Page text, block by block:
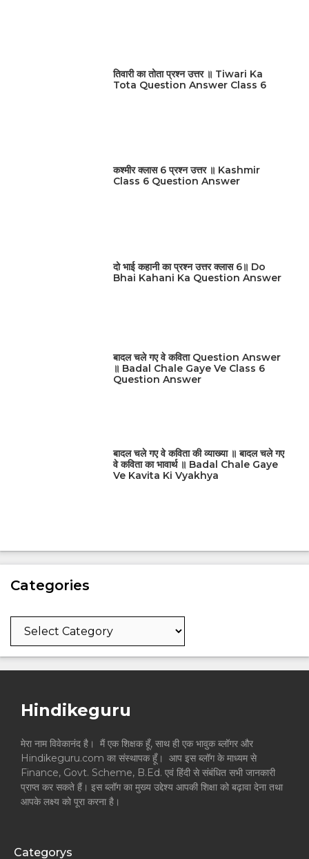
तिवारी का तोता प्रश्न उत्तर ॥ Tiwari Ka
Tota Question Answer Class 6
कश्मीर क्लास 6 प्रश्न उत्तर ॥ Kashmir
Class 6 Question Answer
दो भाई कहानी का प्रश्न उत्तर क्लास 6॥ Do
Bhai Kahani Ka Question Answer
बादल चले गए वे कविता Question Answer
॥ Badal Chale Gaye Ve Class 6
Question Answer
बादल चले गए वे कविता की व्याख्या ॥ बादल चले गए
वे कविता का भावार्थ ॥ Badal Chale Gaye
Ve Kavita Ki Vyakhya
Categories
Categories
Hindikeguru
मेरा नाम विवेकानंद है। मैं एक शिक्षक हूँ, साथ ही एक भावुक ब्लॉगर और
Hindikeguru.com का संस्थापक हूँ। आप इस ब्लॉग के माध्यम से
Finance, Govt. Scheme, B.Ed. एवं हिंदी से संबंधित सभी जानकारी
प्राप्त कर सकते हैं। इस ब्लॉग का मुख्य उद्देश्य आपकी शिक्षा को बढ़ावा देना तथा
आपके लक्ष्य को पूरा करना है।
Categorys